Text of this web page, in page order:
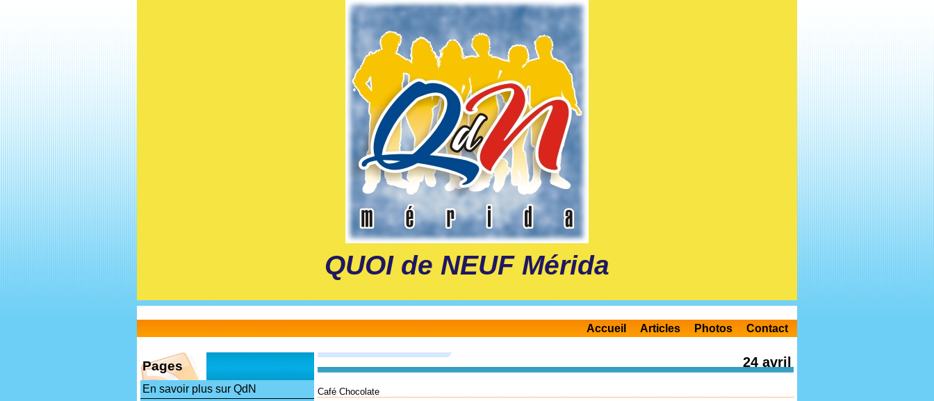
QUOI de NEUF Mérida
Accueil Articles Photos Contact
Pages
En savoir plus sur QdN
24 avril
Café Chocolate